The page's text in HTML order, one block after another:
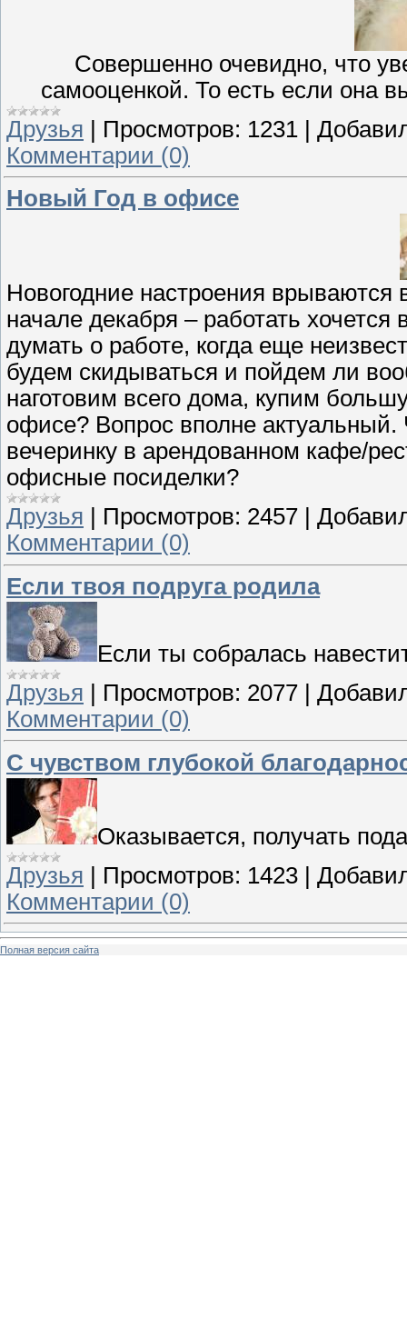
Совершенно очевидно, что
самооценкой. То есть если она
Друзья | Просмотров: 1231 |
Комментарии (0)
Новый Год в офисе
Новогодние настроения
начале декабря – работать
думать о работе, когда еще
будем скидываться и пойдем ли
наготовим всего дома, купим
офисе? Вопрос вполне актуальный.
вечеринку в арендованном кафе/
офисные посиделки?
Друзья
Просмотров: 2457
Комментарии (0)
Если твоя подруга родила
Если ты собралась
Друзья
Просмотров: 2077
Комментарии (0)
С чувством глубокой
Оказывается, получать
Друзья | Просмотров: 1423 |
Комментарии (0)
Полная версия сайта